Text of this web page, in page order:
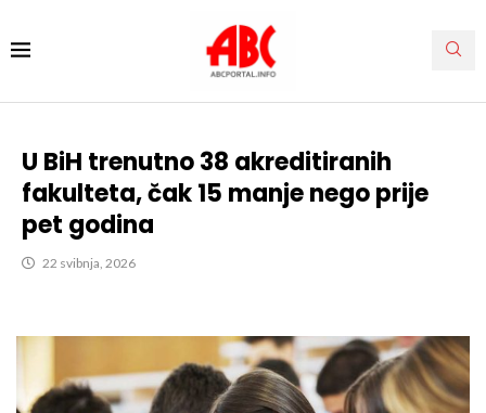
U BiH trenutno 38 akreditiranih
fakulteta, čak 15 manje nego prije
pet godina
22 svibnja, 2026